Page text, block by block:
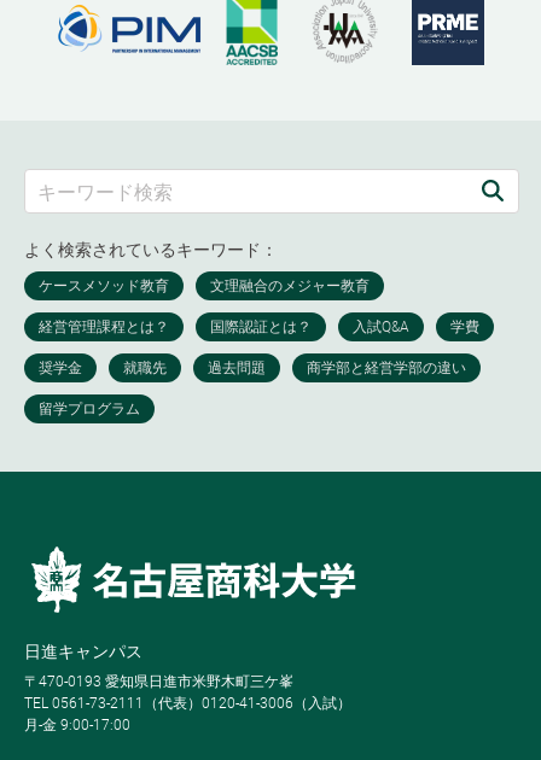
よく検索されているキーワード：
日進キャンパス
〒470-0193 愛知県日進市米野木町三ケ峯
TEL 0561-73-2111（代表）0120-41-3006（入試）
月-金 9:00-17:00